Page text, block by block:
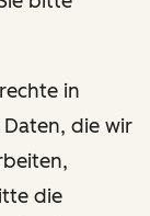
in
die wir
die